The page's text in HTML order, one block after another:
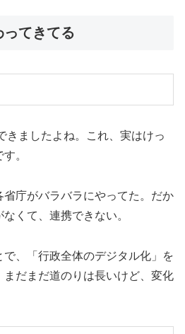
てきてる
きましたよね。これ、実はけっ
。
庁がバラバラにやってた。だか
くて、連携できない。
、「行政全体のデジタル化」を
だまだ道のりは長いけど、変化